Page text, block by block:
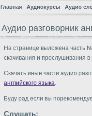
Главная Аудиокурсы Аудио
Аудио разговорник
На странице выложена часть
скачивания и прослушивания
Скачать иные части аудио
английского языка.
Буду рад если вы
Слушать: